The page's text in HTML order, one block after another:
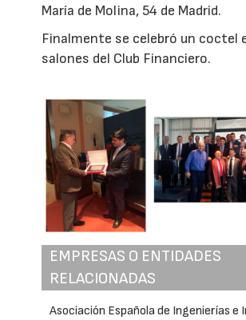
María de Molina, 54 de Madrid.
Finalmente se celebró un coctel
salones del Club Financiero.
EMPRESAS O ENTIDADES
RELACIONADAS
Asociación Española de Ingenierías e